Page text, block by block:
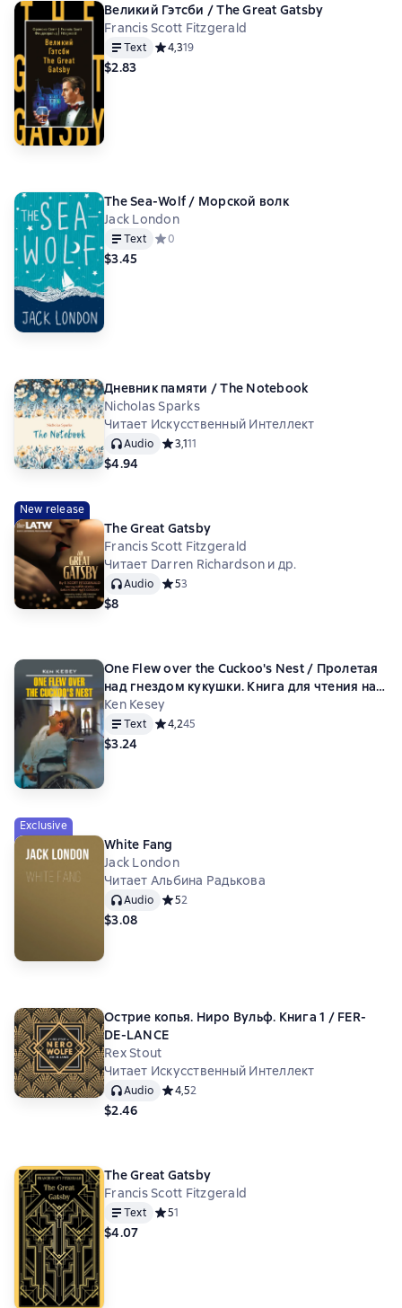
Великий Гэтсби / The Great Gatsby
Francis Scott Fitzgerald
Text Средний рейтинг 4,3 на основе 19 оценок
4,319
$2.83
The Sea-Wolf / Морской волк
Jack London
Text Средний рейтинг 0 на основе 0 оценок
0
$3.45
Дневник памяти / The Notebook
Nicholas Sparks
Читает Искусственный Интеллект
Audio Средний рейтинг 3,1 на основе 11 оценок
3,111
$4.94
New release
The Great Gatsby
Francis Scott Fitzgerald
Читает Darren Richardson и др.
Audio Средний рейтинг 5 на основе 3 оценок
53
$8
One Flew over the Cuckoo's Nest / Пролетая
над гнездом кукушки. Книга для чтения на
английском языке
Ken Kesey
Text Средний рейтинг 4,2 на основе 45 оценок
4,245
$3.24
Exclusive
White Fang
Jack London
Читает Альбина Радькова
Audio Средний рейтинг 5 на основе 2 оценок
52
$3.08
Острие копья. Ниро Вульф. Книга 1 / FER-
DE-LANCE
Rex Stout
Читает Искусственный Интеллект
Audio Средний рейтинг 4,5 на основе 2 оценок
4,52
$2.46
The Great Gatsby
Francis Scott Fitzgerald
Text Средний рейтинг 5 на основе 1 оценок
51
$4.07